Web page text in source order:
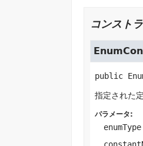
コンスト
public
指定された
パラメータ:
enumType